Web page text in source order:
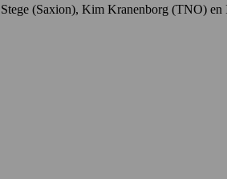
(Saxion), Kim Kranenborg (TNO)